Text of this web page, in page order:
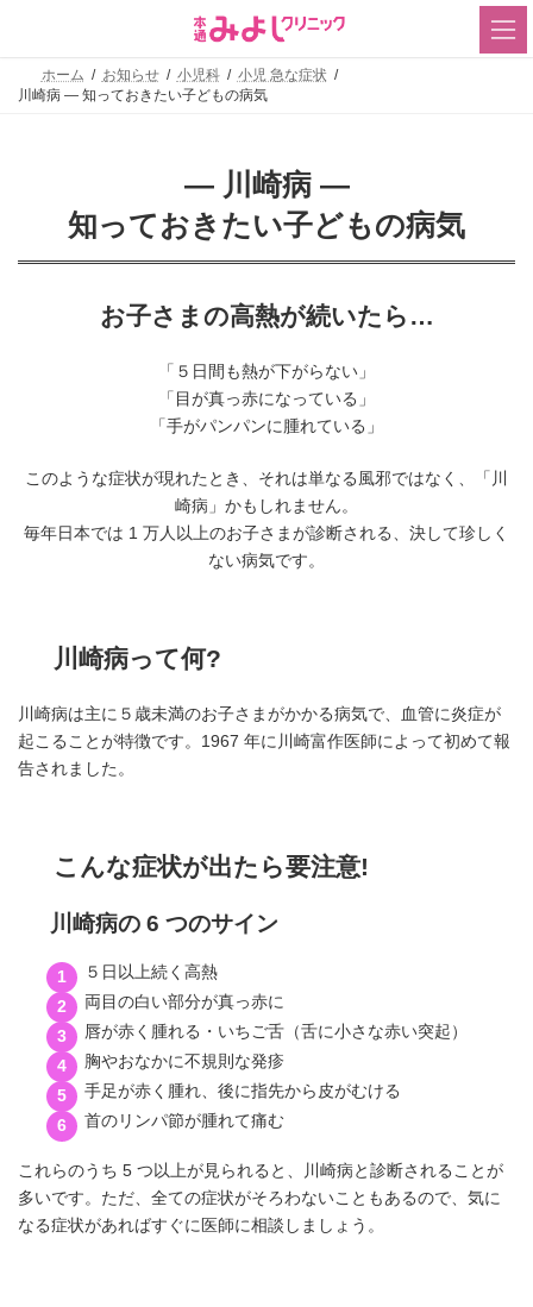
ホーム お知らせ 小児科
小児 急な症状
川崎病 ― 知っておきたい子どもの病気
― 川崎病 ―
知っておきたい子どもの病気
お子さまの高熱が続いたら…
「５日間も熱が下がらない」
「目が真っ赤になっている」
「手がパンパンに腫れている」
このような症状が現れたとき、それは単なる風邪ではなく、「川
崎病」かもしれません。
毎年日本では 1 万人以上のお子さまが診断される、決して珍しく
ない病気です。
川崎病って何?
川崎病は主に５歳未満のお子さまがかかる病気で、血管に炎症が
起こることが特徴です。1967 年に川崎富作医師によって初めて報
告されました。
こんな症状が出たら要注意!
川崎病の 6 つのサイン
５日以上続く高熱
両目の白い部分が真っ赤に
唇が赤く腫れる・いちご舌（舌に小さな赤い突起）
胸やおなかに不規則な発疹
手足が赤く腫れ、後に指先から皮がむける
首のリンパ節が腫れて痛む
これらのうち 5 つ以上が見られると、川崎病と診断されることが
多いです。ただ、全ての症状がそろわないこともあるので、気に
なる症状があればすぐに医師に相談しましょう。